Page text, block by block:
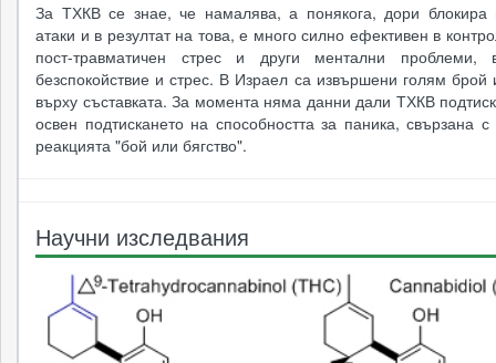
За ТХКВ се знае, че намалява, а понякога, дори блокира
атаки и в резултат на това, е много силно ефективен в
пост-травматичен стрес и други ментални проблеми,
безспокойствие и стрес. В Израел са извършени голям брой
върху съставката. За момента няма данни дали ТХКВ
освен подтискането на способността за паника, свързана
реакцията "бой или бягство".
Научни изследвания